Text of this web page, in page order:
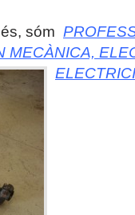
sóm
MECÀNICA,